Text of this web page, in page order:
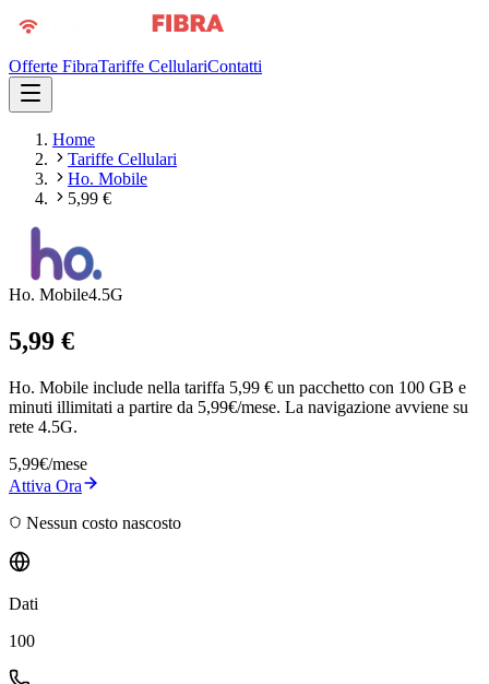
Offerte FibraTariffe CellulariContatti
Home
Tariffe Cellulari
Ho. Mobile
5,99 €
Ho. Mobile4.5G
5,99 €
Ho. Mobile include nella tariffa 5,99 € un pacchetto con 100 GB e
minuti illimitati a partire da 5,99€/mese. La navigazione avviene su
rete 4.5G.
5,99€/mese
Attiva Ora
Nessun costo nascosto
Dati
100